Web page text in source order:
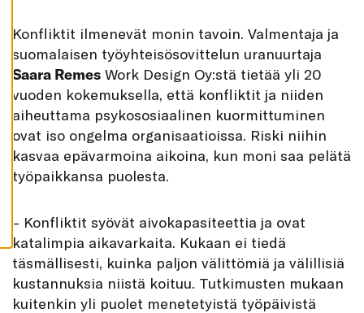
K
S
Y
A
K
K
I
E
T
Konfliktit ilmenevät monin tavoin. Valmentaja ja
suomalaisen työyhteisösovittelun uranuurtaja
Saara Remes Work Design Oy:stä tietää yli 20
vuoden kokemuksella, että konfliktit ja niiden
aiheuttama psykososiaalinen kuormittuminen
ovat iso ongelma organisaatioissa. Riski niihin
kasvaa epävarmoina aikoina, kun moni saa pelätä
työpaikkansa puolesta.
– Konfliktit syövät aivokapasiteettia ja ovat
katalimpia aikavarkaita. Kukaan ei tiedä
täsmällisesti, kuinka paljon välittömiä ja välillisiä
kustannuksia niistä koituu. Tutkimusten mukaan
kuitenkin yli puolet menetetyistä työpäivistä